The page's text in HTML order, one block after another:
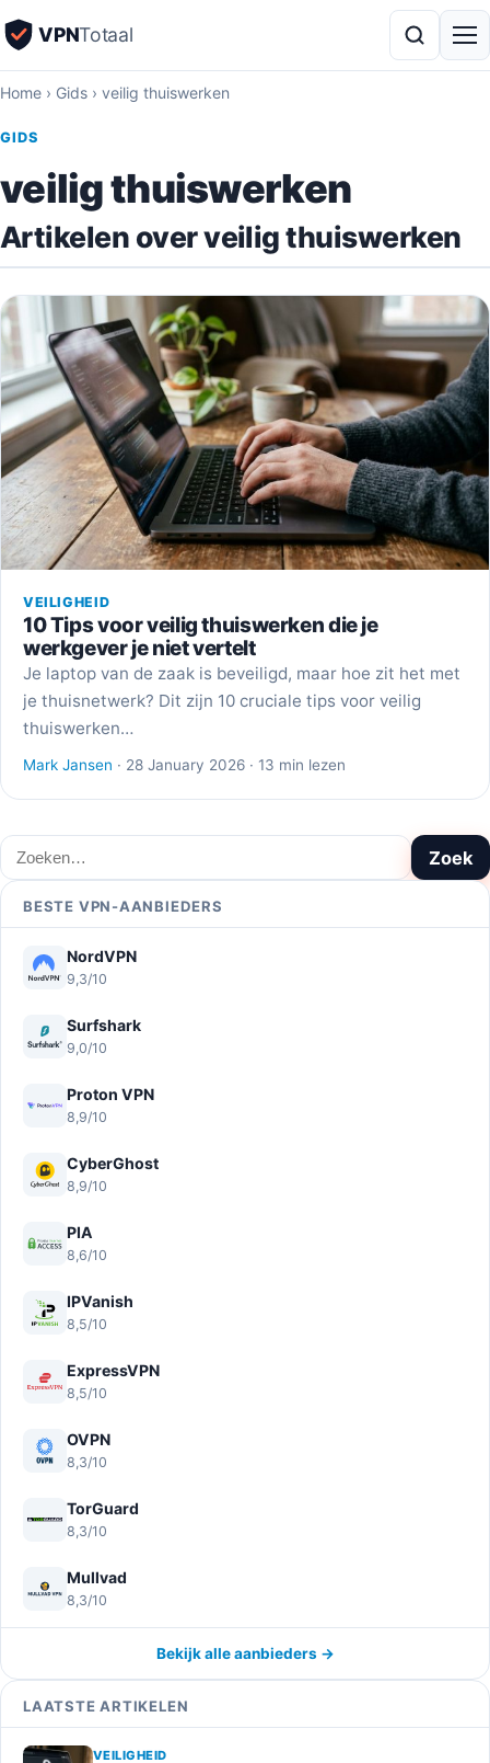
VPNTotaal
Home › Gids › veilig thuiswerken
GIDS
veilig thuiswerken
Artikelen over veilig thuiswerken
VEILIGHEID
10 Tips voor veilig thuiswerken die je
werkgever je niet vertelt
Je laptop van de zaak is beveiligd, maar hoe zit het met
je thuisnetwerk? Dit zijn 10 cruciale tips voor veilig
thuiswerken…
Mark Jansen · 28 January 2026 · 13 min lezen
Zoeken Zoek
BESTE VPN-AANBIEDERS
NordVPN
9,3/10
Surfshark
9,0/10
Proton VPN
8,9/10
CyberGhost
8,9/10
PIA
8,6/10
IPVanish
8,5/10
ExpressVPN
8,5/10
OVPN
8,3/10
TorGuard
8,3/10
Mullvad
8,3/10
Bekijk alle aanbieders →
LAATSTE ARTIKELEN
VEILIGHEID